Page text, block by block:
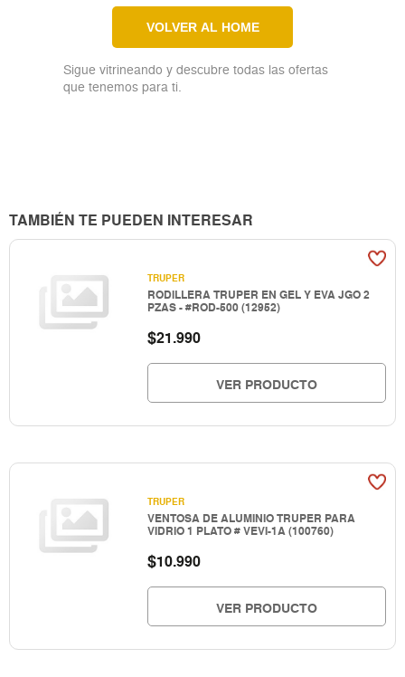
VOLVER AL HOME
Sigue vitrineando y descubre todas las ofertas
que tenemos para ti.
TAMBIÉN TE PUEDEN INTERESAR
TRUPER
RODILLERA TRUPER EN GEL Y EVA JGO 2
PZAS - #ROD-500 (12952)
$21.990
VER PRODUCTO
TRUPER
VENTOSA DE ALUMINIO TRUPER PARA
VIDRIO 1 PLATO # VEVI-1A (100760)
$10.990
VER PRODUCTO